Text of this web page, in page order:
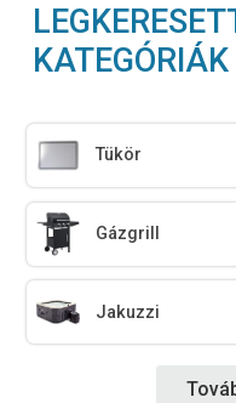
KATEGÓRIÁK
Tükör
Gázgrill
Jakuzzi